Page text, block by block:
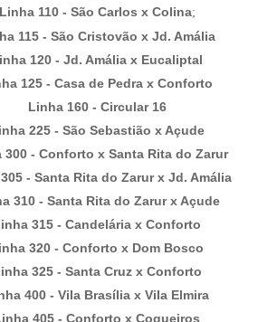
Linha 110 - São Carlos x Colina;
115 - São Cristovão x Jd. Amália
120 - Jd. Amália x Eucaliptal
125 - Casa de Pedra x Conforto
Linha 160 - Circular 16
225 - São Sebastião x Açude
300 - Conforto x Santa Rita do Zarur
- Santa Rita do Zarur x Jd. Amália
310 - Santa Rita do Zarur x Açude
315 - Candelária x Conforto
320 - Conforto x Dom Bosco
325 - Santa Cruz x Conforto
400 - Vila Brasília x Vila Elmira
405 - Conforto x Coqueiros